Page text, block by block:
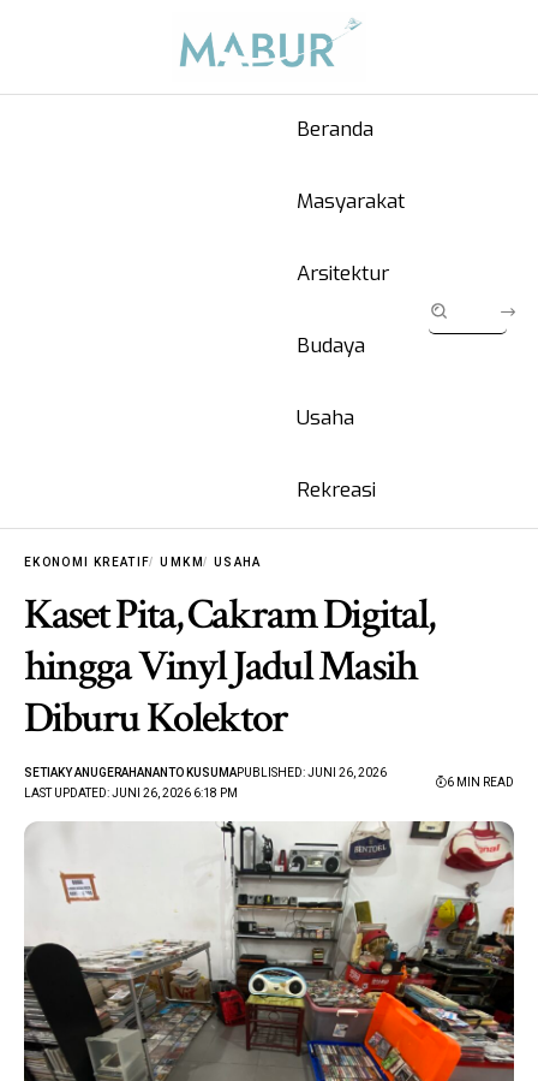
Beranda
Masyarakat
Arsitektur
Budaya
Usaha
Rekreasi
EKONOMI KREATIF UMKM USAHA
Kaset Pita, Cakram Digital,
hingga Vinyl Jadul Masih
Diburu Kolektor
LAST UPDATED: JUNI 26, 2026 6:18 PM
SETIAKY ANUGERAHANANTO KUSUMAPUBLISHED: JUNI 26, 2026
6 MIN READ